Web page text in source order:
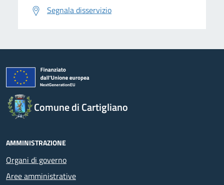
Segnala disservizio
Comune di Cartigliano
AMMINISTRAZIONE
Organi di governo
Aree amministrative